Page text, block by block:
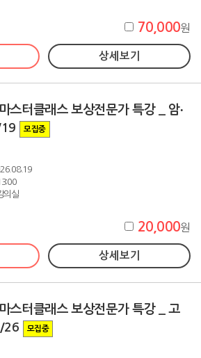
70,000원
상세보기
스터클래스 보상전문가 특강 _ 암∙
19
모집중
의실
20,000원
상세보기
스터클래스 보상전문가 특강 _ 고
26
모집중